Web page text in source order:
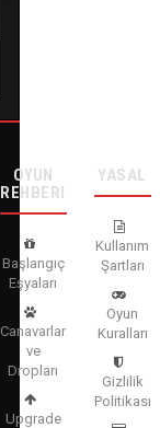
OYUN
REHBERI
Başlangıç
Eşyaları
Canavarlar
ve
Dropları
Upgrade
YASAL
Kullanım
Şartları
Oyun
Kuralları
Gizlilik
Politikası